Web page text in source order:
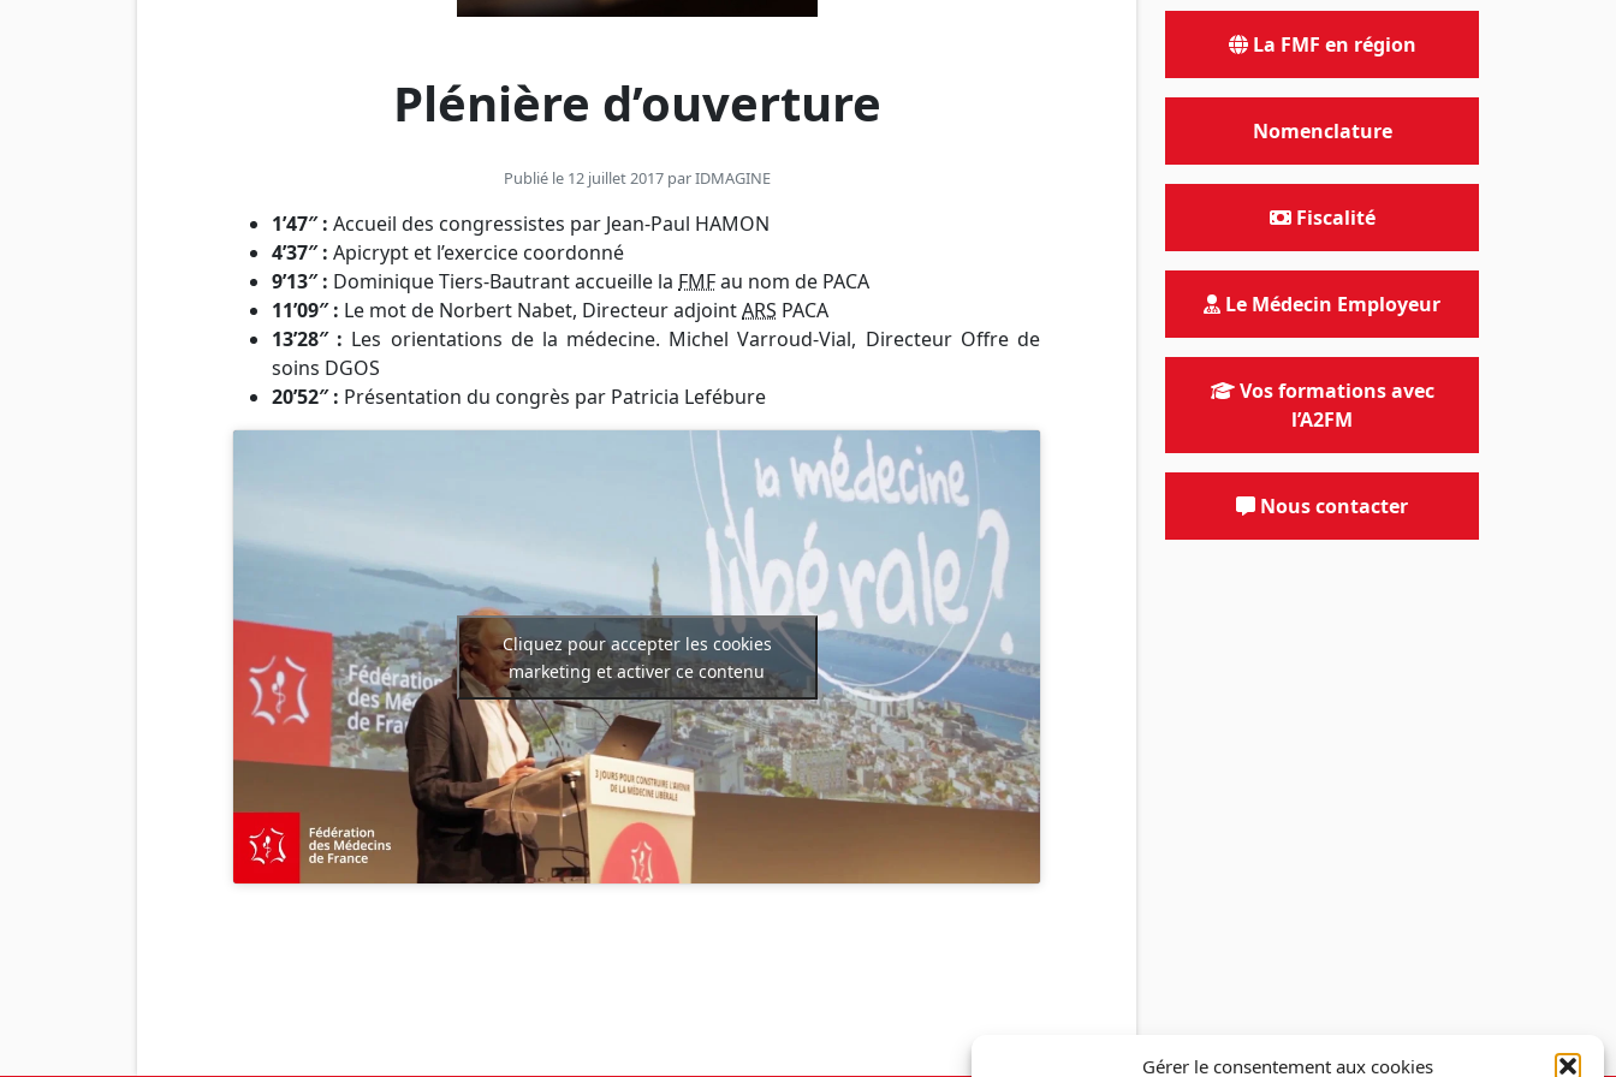
Gérer le consentement aux cookies
Plénière d’ouverture
Publié le 12 juillet 2017 parIDMAGINE
1’47″ : Accueil des congressistes par Jean-Paul HAMON
4’37″ : Apicrypt et l’exercice coordonné
9’13″ : Dominique Tiers-Bautrant accueille la FMFau nom de PACA
11’09″ : Le mot de Norbert Nabet, Directeur adjointARS PACA
13’28″ : Les orientations de la médecine. Michel Varroud-Vial, Directeur Offre de
soins DGOS
20’52″ : Présentation du congrès par Patricia Lefébure
Cliquez pour accepter les cookies
marketing et activer ce contenu
La FMF en région
Nomenclature
Fiscalité
Le Médecin Employeur
Vos formations avec
l’A2FM
Nous contacter